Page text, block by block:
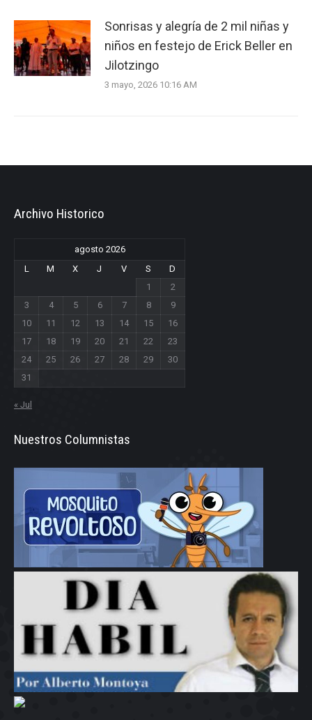
Sonrisas y alegría de 2 mil niñas y
niños en festejo de Erick Beller en
Jilotzingo
3 mayo, 2026 10:16 AM
Archivo Historico
agosto 2026
L
M X J V S
D
1
2
3
4 5 6 7 8
9
10
11 12 13 14 15
16
17
18 19 20 21 22
23
24
25 26 27 28 29
30
31
« Jul
Nuestros Columnistas